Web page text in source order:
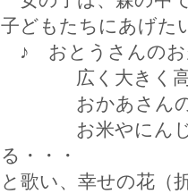
子どもたちにあげた
♪ おとうさんの
広く大きく高
おかあさんの
お米やにんじん
る・・・
と歌い、幸せの花